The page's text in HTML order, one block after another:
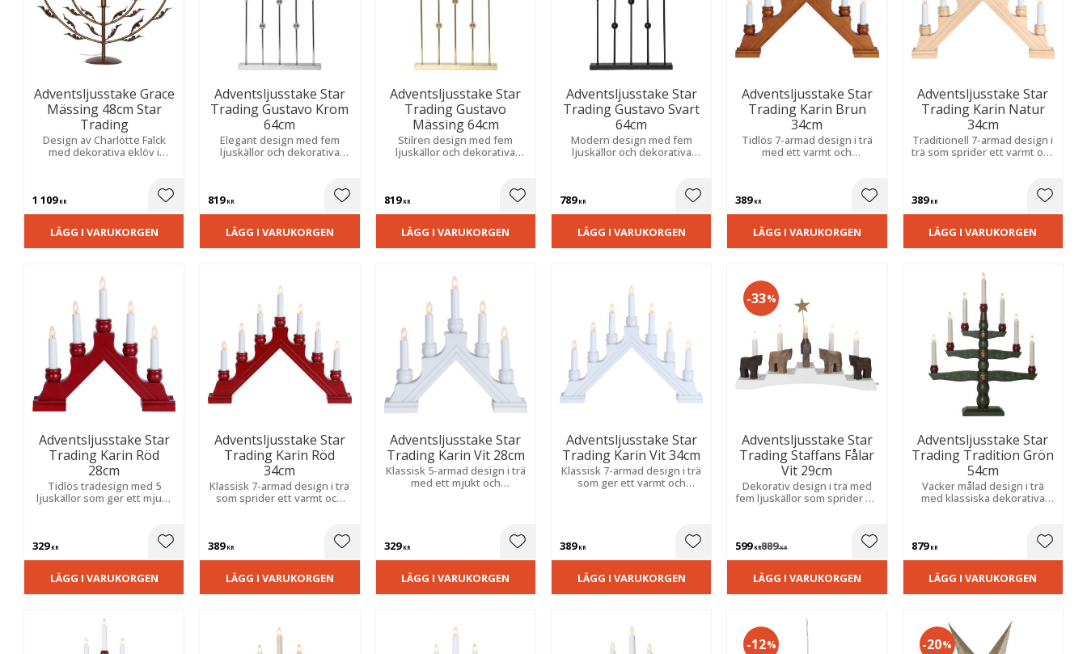
Adventsljusstake Grace
Mässing 48cm Star
Trading
Design av Charlotte Falck
med dekorativa eklöv i
1 109KR Lägg till i favoriter
LÄGG I VARUKORGEN
Adventsljusstake Star
Trading Gustavo Krom
64cm
Elegant design med fem
ljuskällor och dekorativa
fönster eller på en skänk till
819KR Lägg till i favoriter
LÄGG I VARUKORGEN
Adventsljusstake Star
Trading Gustavo
Mässing 64cm
Stilren design med fem
ljuskällor och dekorativa
819KR Lägg till i favoriter
LÄGG I VARUKORGEN
Adventsljusstake Star
Trading Gustavo Svart
64cm
Modern design med fem
ljuskällor och dekorativa
fönster eller på en skänk för
789KR Lägg till i favoriter
LÄGG I VARUKORGEN
Adventsljusstake Star
Trading Karin Brun
34cm
Tidlös 7-armad design i trä
med ett varmt och
389KR Lägg till i favoriter
LÄGG I VARUKORGEN
Adventsljusstake Star
Trading Karin Natur
34cm
Traditionell 7-armad design i
trä som sprider ett varmt och
389KR Lägg
LÄGG I VARUKORGEN
Adventsljusstake Star
Trading Karin Röd
28cm
Tidlös trädesign med 5
ljuskällor som ger ett mjukt
329KR Lägg till i favoriter
LÄGG I VARUKORGEN
Adventsljusstake Star
Trading Karin Röd
34cm
Klassisk 7-armad design i trä
som sprider ett varmt och
389KR Lägg till i favoriter
LÄGG I VARUKORGEN
Adventsljusstake Star
Trading Karin Vit 28cm
Klassisk 5-armad design i trä
med ett mjukt och
329KR Lägg till i favoriter
LÄGG I VARUKORGEN
Adventsljusstake Star
Trading Karin Vit 34cm
Klassisk 7-armad design i trä
som ger ett varmt och
389KR Lägg till i favoriter
LÄGG I VARUKORGEN
Adventsljusstake Star
Trading Staffans Fålar
Vit 29cm
Dekorativ design i trä med
fem ljuskällor som sprider en
599KR889KR
33%
Lägg till i favoriter
LÄGG I VARUKORGEN
Adventsljusstake Star
Trading Tradition Grön
54cm
Vacker målad design i trä
med klassiska dekorativa
879KR Lägg
LÄGG I VARUKORGEN
12% 20%